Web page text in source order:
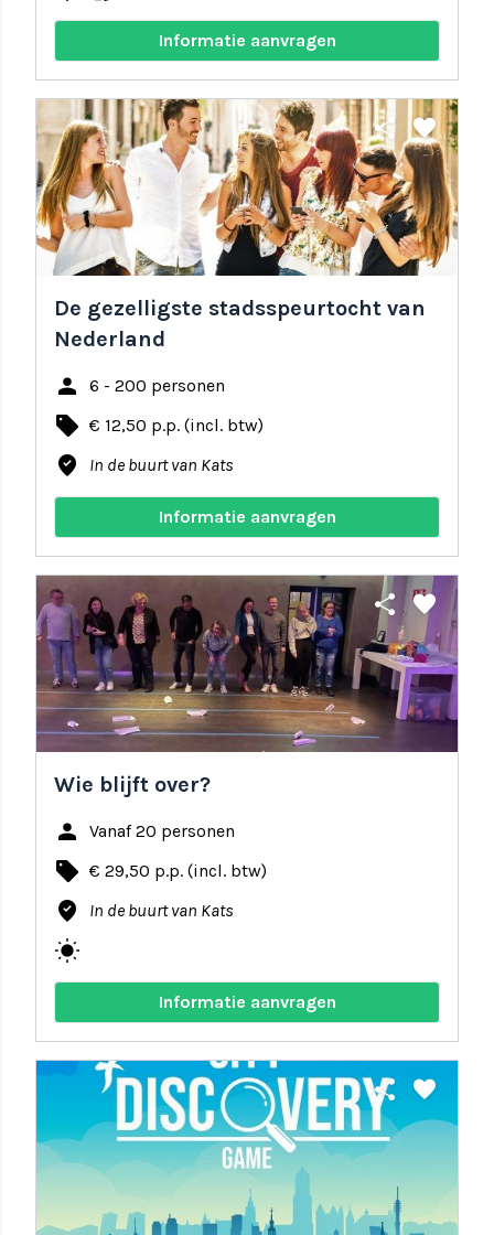
Informatie aanvragen
share favorite
De gezelligste stadsspeurtocht van
Nederland
person 6 - 200 personen
local_offer € 12,50 p.p. (incl. btw)
where_to_vote In de buurt van Kats
Informatie aanvragen
share favorite
Wie blijft over?
person Vanaf 20 personen
local_offer € 29,50 p.p. (incl. btw)
where_to_vote In de buurt van Kats
wb_sunny
Informatie aanvragen
share favorite